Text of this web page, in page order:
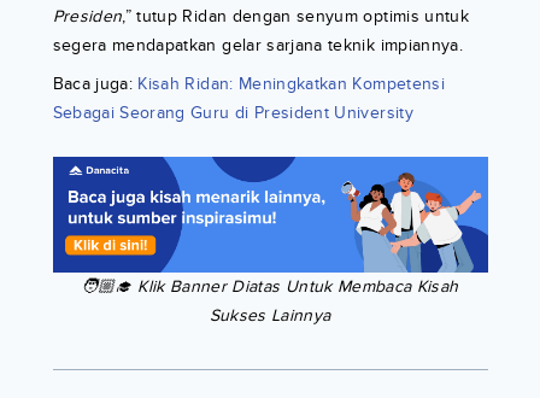
Presiden,” tutup Ridan dengan senyum optimis untuk
segera mendapatkan gelar sarjana teknik impiannya.
Baca juga: Kisah Ridan: Meningkatkan Kompetensi
Sebagai Seorang Guru di President University
🧑🏼‍🎓 Klik Banner Diatas Untuk Membaca Kisah
Sukses Lainnya